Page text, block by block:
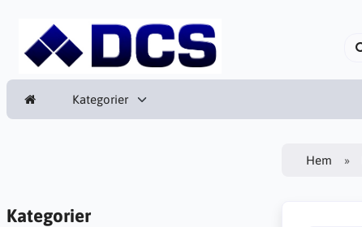
Kategorier
Kategorier
Hem